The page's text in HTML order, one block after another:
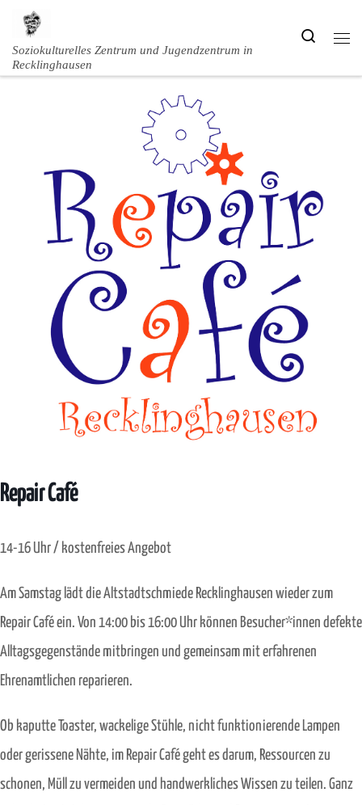
Zum Inhalt springen
Soziokulturelles Zentrum und Jugendzentrum in
Recklinghausen
Search
Repair Café
14-16 Uhr / kostenfreies Angebot
Am Samstag lädt die Altstadtschmiede Recklinghausen wieder zum
Repair Café ein. Von 14:00 bis 16:00 Uhr können Besucher*innen defekte
Alltagsgegenstände mitbringen und gemeinsam mit erfahrenen
Ehrenamtlichen reparieren.
Ob kaputte Toaster, wackelige Stühle, nicht funktionierende Lampen
oder gerissene Nähte, im Repair Café geht es darum, Ressourcen zu
schonen, Müll zu vermeiden und handwerkliches Wissen zu teilen. Ganz